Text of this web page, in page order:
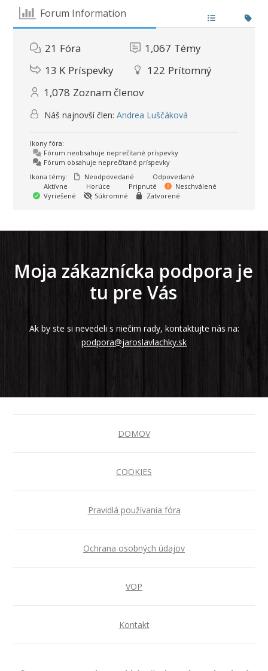
Forum Information
21 Fóra 1,067 Témy
13 K Príspevky 122 Prítomný
1,078 Zoznam členov
Náš najnovší člen:Andrea Luščáková
Ikony fóra:
Fórum neobsahuje neprečítané príspevky
Fórum obsahuje neprečítané príspevky
Ikona témy:
Neodpovedané
Odpovedané
Aktívne
Horúce Pripnuté
Neschválené
Vyriešené
Súkromné Zatvorené
Moja zákaznícka podpora je
tu pre Vás
Ak by ste si nevedeli s niečim rady, kontaktujte nás na:
podpora@jaroslavlachky.sk
DOMOV
COOKIES
Pravidlá používania fóra
Ochrana osobných údajov
VOP
Kontakt